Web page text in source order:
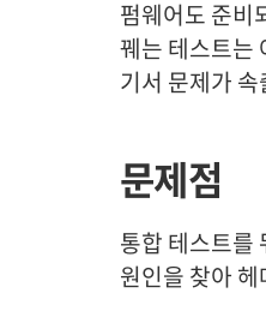
펌웨어도 준비
꿰는 테스트는
기서 문제가
문제점
통합 테스트를
원인을 찾아